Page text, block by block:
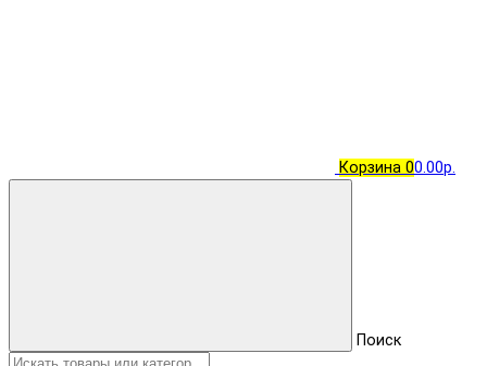
Корзина 00.00р.
Поиск